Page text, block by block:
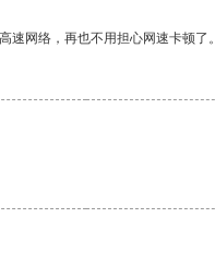
网络，再也不用担心网速卡顿了。